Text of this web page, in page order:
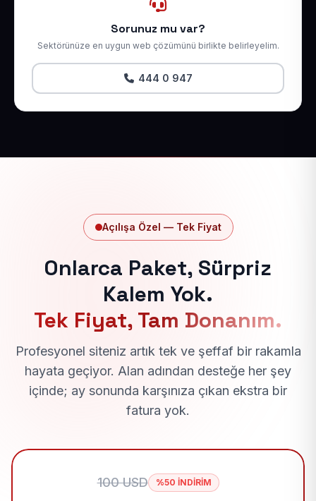
Sorunuz mu var?
Sektörünüze en uygun web çözümünü birlikte belirleyelim.
444 0 947
Açılışa Özel — Tek Fiyat
Onlarca Paket, Sürpriz
Kalem Yok.
Tek Fiyat, Tam Donanım.
Profesyonel siteniz artık tek ve şeffaf bir rakamla
hayata geçiyor. Alan adından desteğe her şey
içinde; ay sonunda karşınıza çıkan ekstra bir
fatura yok.
100 USD %50 İNDİRİM